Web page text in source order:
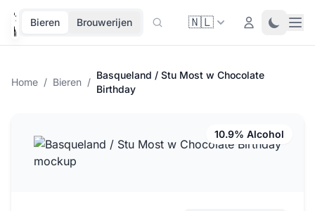
Bieren Brouwerijen 🇳🇱 Login Toggle
Home / Bieren /
Basqueland / Stu Most w Chocolate
Birthday
10.9% Alcohol